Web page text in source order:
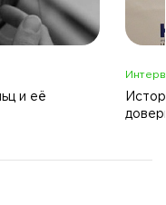
и её